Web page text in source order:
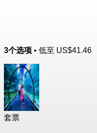
3个选项 • 低至 US$41.46
套票